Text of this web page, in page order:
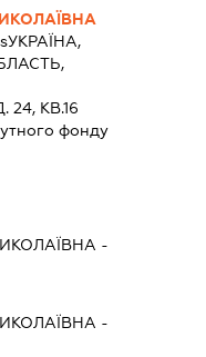
УКРАЇНА,
24, КВ.16
фонду
-
-